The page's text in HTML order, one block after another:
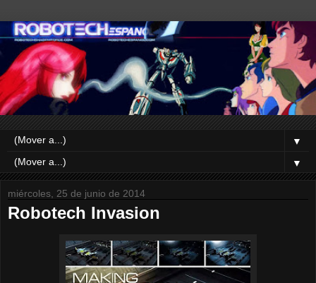
▼
▼
miércoles, 25 de junio de 2014
Robotech Invasion